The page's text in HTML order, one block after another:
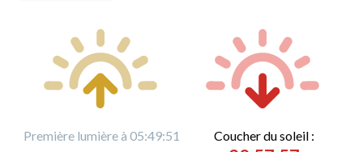
Première lumière à 05:49:51
Coucher du soleil :